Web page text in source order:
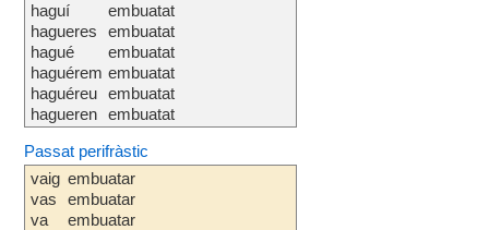
haguí
hagueres
hagué
haguérem
haguéreu
hagueren
embuatat
embuatat
embuatat
embuatat
embuatat
embuatat
Passat perifràstic
vaig
vas
va
embuatar
embuatar
embuatar